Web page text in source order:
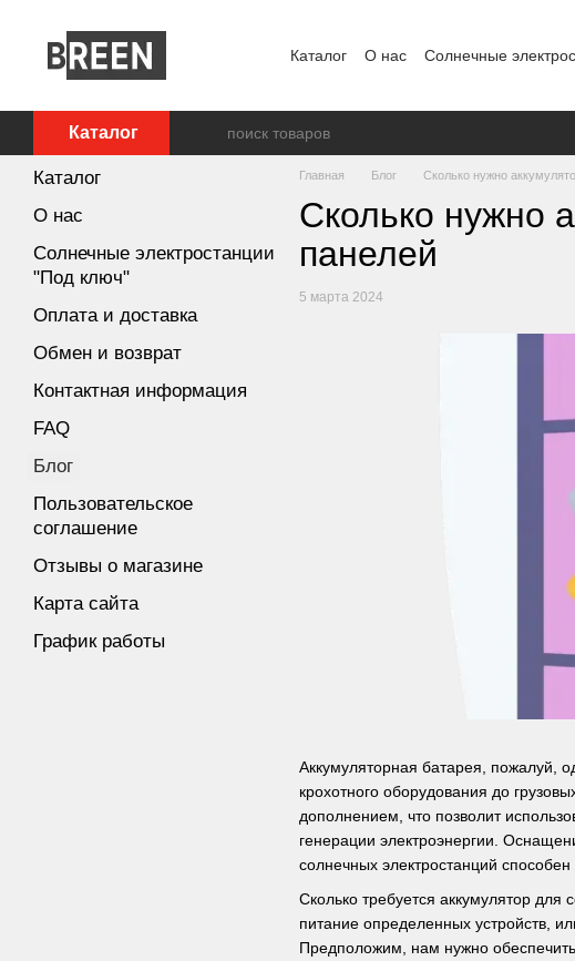
Каталог О нас Солнечные
Каталог
Главная Блог Сколько нужно
Сколько нужно
панелей
5 марта 2024
Аккумуляторная батарея, пожалуй,
крохотного оборудования до
дополнением, что позволит
генерации электроэнергии.
солнечных электростанций
Сколько требуется аккумулятор для
питание определенных устройств,
Предположим, нам нужно
Каталог
О нас
Солнечные электростанции
"Под ключ"
Оплата и доставка
Обмен и возврат
Контактная информация
FAQ
Блог
Пользовательское
соглашение
Отзывы о магазине
Карта сайта
График работы